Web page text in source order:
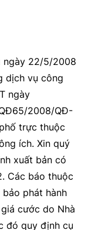
ngày 22/5/2008
dịch vụ công
ngày
2008/QĐ-
trực thuộc
ích. Xin quý
xuất bản có
Các báo thuộc
phát hành
cước do Nhà
đó quy định cụ